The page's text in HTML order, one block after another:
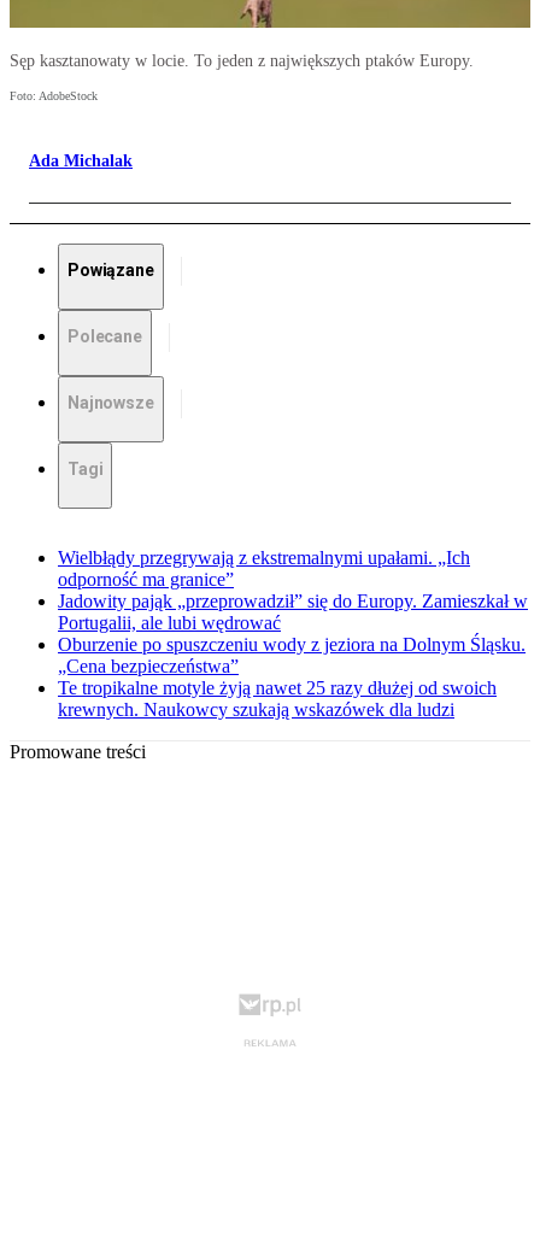
Sęp kasztanowaty w locie. To jeden z największych ptaków Europy.
Foto: AdobeStock
Ada Michalak
Powiązane
Polecane
Najnowsze
Tagi
Wielbłądy przegrywają z ekstremalnymi upałami. „Ich
odporność ma granice”
Jadowity pająk „przeprowadził” się do Europy. Zamieszkał w
Portugalii, ale lubi wędrować
Oburzenie po spuszczeniu wody z jeziora na Dolnym Śląsku.
„Cena bezpieczeństwa”
Te tropikalne motyle żyją nawet 25 razy dłużej od swoich
krewnych. Naukowcy szukają wskazówek dla ludzi
Promowane treści